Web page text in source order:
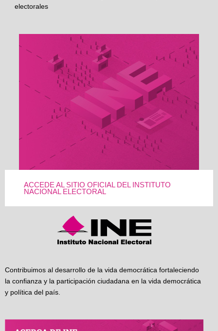
electorales
ACCEDE AL SITIO OFICIAL DEL INSTITUTO
NACIONAL ELECTORAL
Contribuimos al desarrollo de la vida democrática fortaleciendo
la confianza y la participación ciudadana en la vida democrática
y política del país.